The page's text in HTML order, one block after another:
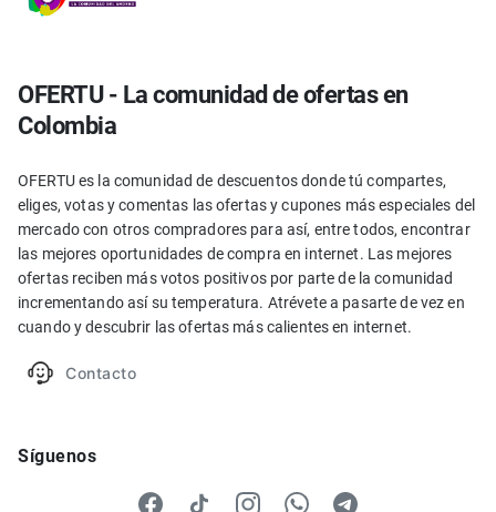
OFERTU - La comunidad de ofertas en
Colombia
OFERTU es la comunidad de descuentos donde tú compartes,
eliges, votas y comentas las ofertas y cupones más especiales del
mercado con otros compradores para así, entre todos, encontrar
las mejores oportunidades de compra en internet. Las mejores
ofertas reciben más votos positivos por parte de la comunidad
incrementando así su temperatura. Atrévete a pasarte de vez en
cuando y descubrir las ofertas más calientes en internet.
Contacto
Síguenos